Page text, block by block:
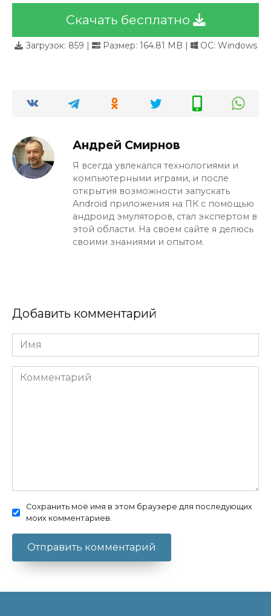
Скачать бесплатно
Загрузок: 859 Размер: 164.81 MB | ОС: Windows
Андрей Смирнов
Я всегда увлекался технологиями и
компьютерными играми, и после
открытия возможности запускать
Android приложения на ПК с помощью
андроид эмуляторов, стал экспертом в
этой области. На своем сайте я делюсь
своими знаниями и опытом.
Добавить комментарий
Имя
Комментарий
Сохранить моё имя в этом браузере для последующих
моих комментариев.